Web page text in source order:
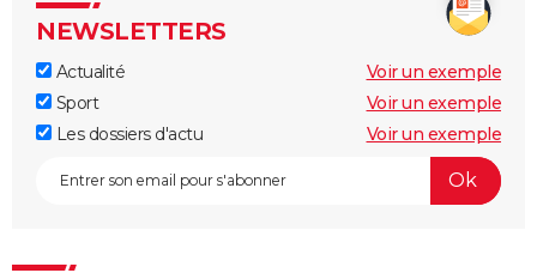
NEWSLETTERS
Actualité
Voir un exemple
Sport
Voir un exemple
Les dossiers d'actu
Voir un exemple